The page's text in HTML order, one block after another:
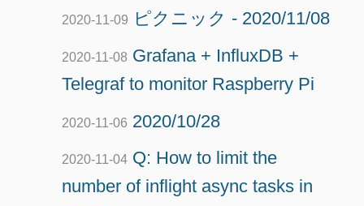
2020-11-09 ピクニック - 2020/11/08
2020-11-08 Grafana + InfluxDB +
Telegraf to monitor Raspberry Pi
2020-11-06 2020/10/28
2020-11-04 Q: How to limit the
number of inflight async tasks in